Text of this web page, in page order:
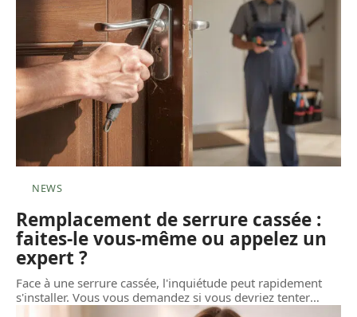
NEWS
Remplacement de serrure cassée :
faites-le vous-même ou appelez un
expert ?
Face à une serrure cassée, l'inquiétude peut rapidement
s'installer. Vous vous demandez si vous devriez tenter…